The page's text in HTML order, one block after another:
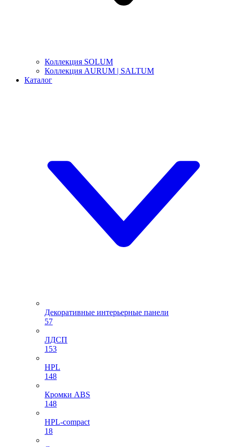
Коллекция SOLUM
Коллекция AURUM | SALTUM
Каталог
Декоративные интерьерные панели
57
ЛДСП
153
HPL
148
Кромки ABS
148
HPL-compact
18